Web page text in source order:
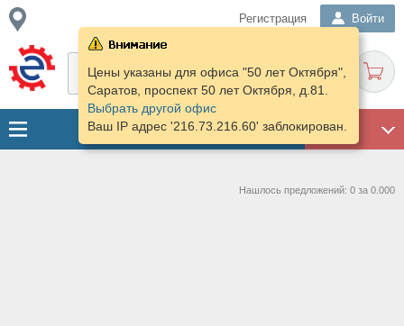
Регистрация Войти
ГАРАЖ
Цены указаны для офиса "50 лет Октября",
Саратов, проспект 50 лет Октября, д.81.
Выбрать другой офис
Ваш IP адрес '216.73.216.60' заблокирован.
Нашлось предложений: 0 за 0.000